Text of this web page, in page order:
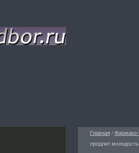
Главная /Фармако-
продлит